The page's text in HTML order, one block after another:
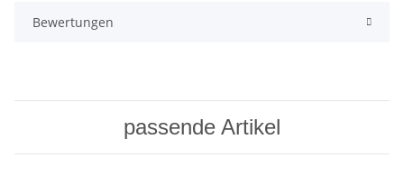
Bewertungen
passende Artikel